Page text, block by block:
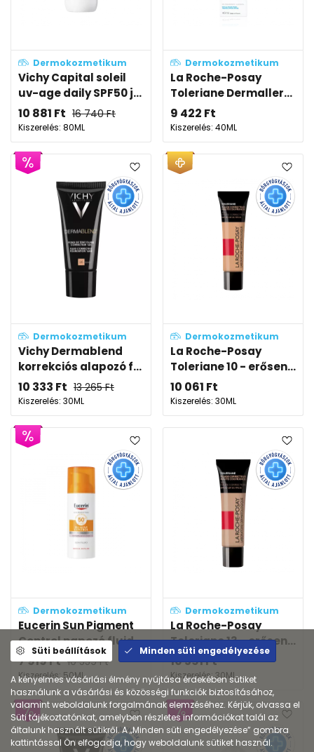
Dermokozmetikum
Vichy Capital soleil
uv-age daily SPF50 j...
10 881 Ft 16 740Ft
Kiszerelés: 80ML
Dermokozmetikum
La Roche-Posay
Toleriane Dermaller...
9 422 Ft
Kiszerelés: 40ML
Dermokozmetikum
Vichy Dermablend
korrekciós alapozó f...
10 333 Ft 13 265Ft
Kiszerelés: 30ML
Dermokozmetikum
La Roche-Posay
Toleriane 10 - erősen...
10 061 Ft
Kiszerelés: 30ML
Dermokozmetikum
Eucerin Sun Pigment
Control napozó fluid...
7 919Ft 10 559Ft
Kiszerelés: 50ML
Dermokozmetikum
La Roche-Posay
Toleriane 13 - erősen...
10 591Ft
Kiszerelés: 30ML
Süti beállítások Minden süti engedélyezése
A kényelmes vásárlási élmény nyújtása érdekében sütiket
használunk a vásárlási és közösségi funkciók biztosításához,
valamint weboldalunk forgalmának elemzéséhez. Kérjük, olvassa el
Süti tájékoztatónkat, amelyben részletes információkat talál az
általunk használt sütikről. A „Minden süti engedélyezése” gombra
kattintással Ön elfogadja, hogy weboldalunk sütiket használ.